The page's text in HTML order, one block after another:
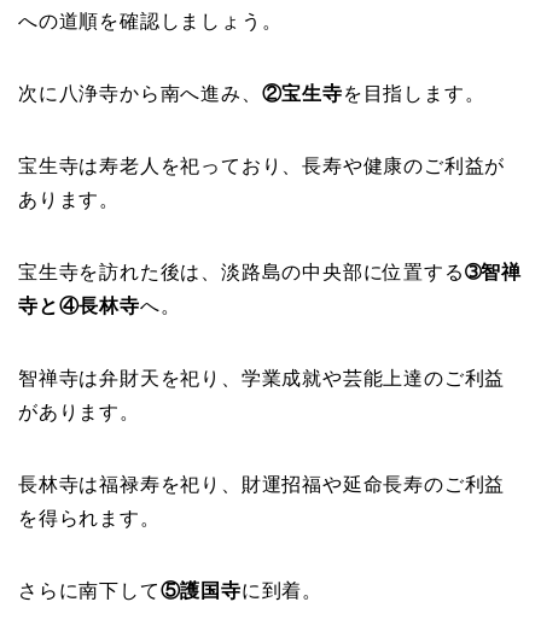
への道順を確認しましょう。
次に八浄寺から南へ進み、 ②宝生寺を目指します。
宝生寺は寿老人を祀っており、長寿や健康のご利益が
あります。
宝生寺を訪れた後は、淡路島の中央部に位置する➂智禅
寺と④長林寺へ。
智禅寺は弁財天を祀り、学業成就や芸能上達のご利益
があります。
長林寺は福禄寿を祀り、財運招福や延命長寿のご利益
を得られます。
さらに南下して⑤護国寺に到着。